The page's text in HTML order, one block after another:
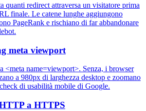
quanti redirect attraversa un visitatore prima
finale. Le catene lunghe aggiungono
PageRank e rischiano di far abbandonare
meta viewport
<meta name=viewport>. Senza, i browser
a 980px di larghezza desktop e zoomano
di usabilità mobile di Google.
a HTTPS